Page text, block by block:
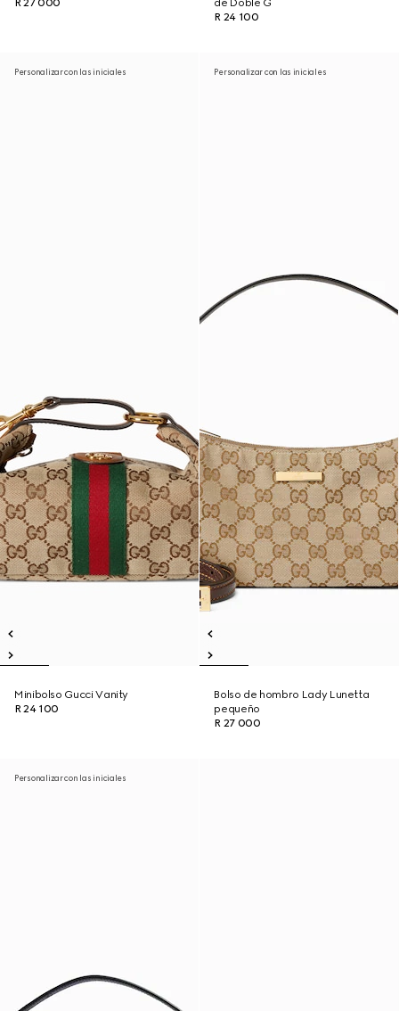
R 27 000
de Doble G
R 24 100
Personalizar con las iniciales
Minibolso Gucci Vanity
R 24 100
Personalizar con las iniciales
Bolso de hombro Lady Lunetta
pequeño
R 27 000
Personalizar con las iniciales